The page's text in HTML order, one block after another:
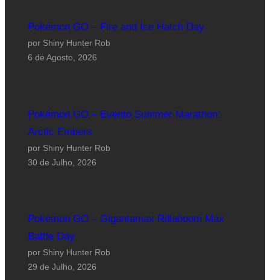
Pokémon GO – Fire and Ice Hatch Day
por Shiny Hunter Rob
6 de Agosto, 2026
Pokémon GO – Evento Summer Marathon:
Arctic Embers
por Shiny Hunter Rob
30 de Julho, 2026
Pokémon GO – Gigantamax Rillaboom Max
Battle Day
por Shiny Hunter Rob
29 de Julho, 2026